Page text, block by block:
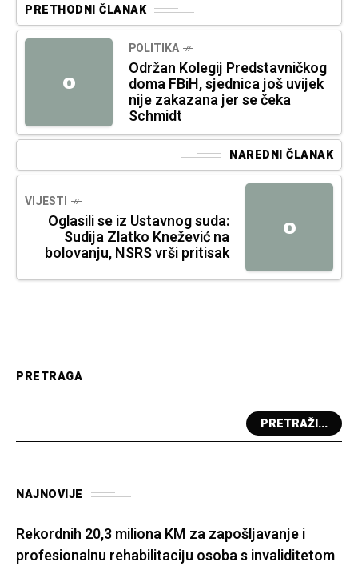
PRETHODNI ČLANAK
O
POLITIKA
Održan Kolegij Predstavničkog
doma FBiH, sjednica još uvijek
nije zakazana jer se čeka
Schmidt
NAREDNI ČLANAK
O
VIJESTI
Oglasili se iz Ustavnog suda:
Sudija Zlatko Knežević na
bolovanju, NSRS vrši pritisak
PRETRAGA
PRETRAŽI...
NAJNOVIJE
Rekordnih 20,3 miliona KM za zapošljavanje i
profesionalnu rehabilitaciju osoba s invaliditetom